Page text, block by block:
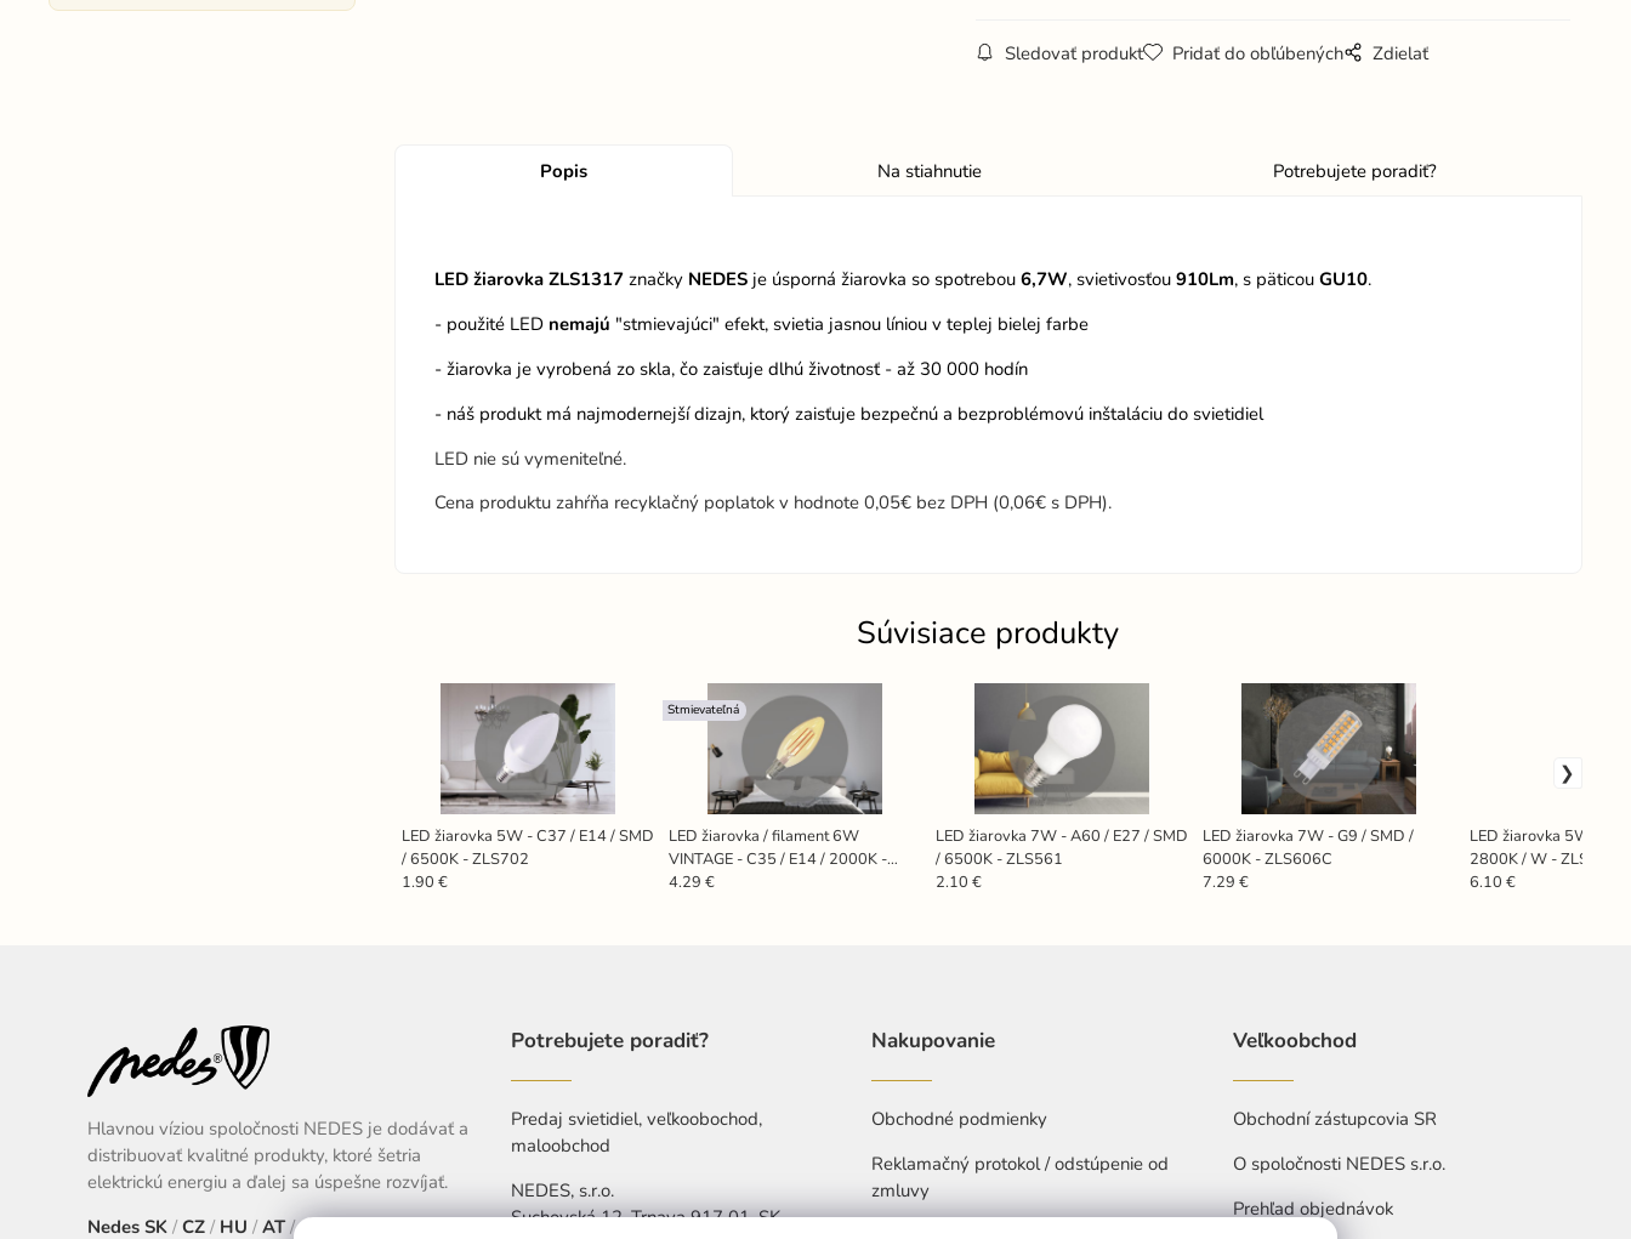
Sledovať produkt Pridať do obľúbených Zdielať
Popis Na stiahnutie Potrebujete poradiť?
LED žiarovka ZLS1317značky NEDESje úsporná žiarovka so spotrebou 6,7W, svietivosťou910Lm, s päticou GU10.
- použité LED nemajú "stmievajúci" efekt, svietia jasnou líniou v teplej bielej farbe
- žiarovka je vyrobená zo skla, čo zaisťuje dlhú životnosť - až 30 000 hodín
- náš produkt má najmodernejší dizajn, ktorý zaisťuje bezpečnú a bezproblémovú inštaláciu do svietidiel
LED nie sú vymeniteľné.
Cena produktu zahŕňa recyklačný poplatok v hodnote 0,05€ bez DPH (0,06€ s DPH).
Súvisiace produkty
LED žiarovka 5W - C37 / E14 / SMD
/ 6500K - ZLS702
1.90 €
LED žiarovka / filament 6W
VINTAGE - C35 / E14 / 2000K -
ZLF713DV
Stmievateľná
4.29 €
LED žiarovka 7W - A60 / E27 / SMD
/ 6500K - ZLS561
2.10 €
LED žiarovka 7W - G9 / SMD /
6000K - ZLS606C
7.29 €
LED žiarovka 5W - G9
2800K / W -
6.10 €
Hlavnou víziou spoločnosti NEDES je dodávať a
distribuovať kvalitné produkty, ktoré šetria
elektrickú energiu a ďalej sa úspešne rozvíjať.
Nedes SK / CZ / HU / AT /EU
Potrebujete poradiť?
Predaj svietidiel, veľkoobochod,
maloobchod
NEDES, s.r.o.
Suchovská 12, Trnava 917 01, SK
Nakupovanie
Obchodné podmienky
Reklamačný protokol / odstúpenie od
zmluvy
Veľkoobchod
Obchodní zástupcovia SR
O spoločnosti NEDES s.r.o.
Prehľad objednávok